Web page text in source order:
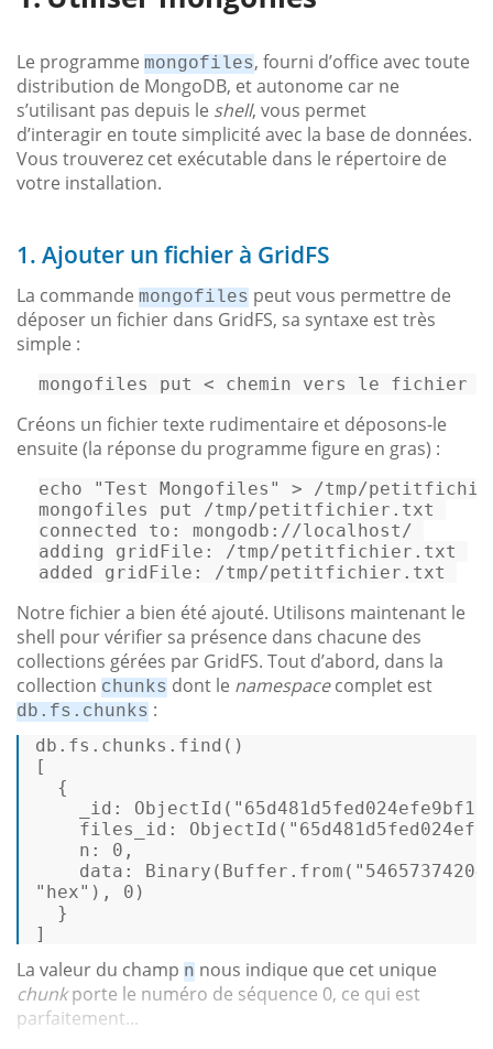
Le programme mongofiles, fourni d’office avec toute
distribution de MongoDB, et autonome car ne
s’utilisant pas depuis le shell, vous permet
d’interagir en toute simplicité avec la base de données.
Vous trouverez cet exécutable dans le répertoire de
votre installation.
1. Ajouter un fichier à GridFS
La commande mongofiles peut vous permettre de
déposer un fichier dans GridFS, sa syntaxe est très
simple :
mongofiles put < chemin vers le fichier
Créons un fichier texte rudimentaire et déposons-le
ensuite (la réponse du programme figure en gras) :
echo "Test Mongofiles" > /tmp/
mongofiles put /tmp/petitfichier. txt
connected to : mongodb : //localhost/
adding gridFile : /tmp/petitfichier. txt
added gridFile : /tmp/petitfichier. txt
Notre fichier a bien été ajouté. Utilisons maintenant le
shell pour vérifier sa présence dans chacune des
collections gérées par GridFS. Tout d’abord, dans la
collection chunks dont le namespacecomplet est
db.fs.chunks :
db.fs.chunks.find()
[
{
id : ObjectId(
files_id: ObjectId(
n: 0 ,
data: Binary(Buffer. from (
"hex" ), 0 )
}
]
La valeur du champ n nous indique que cet unique
chunkporte le numéro de séquence 0, ce qui est
parfaitement...